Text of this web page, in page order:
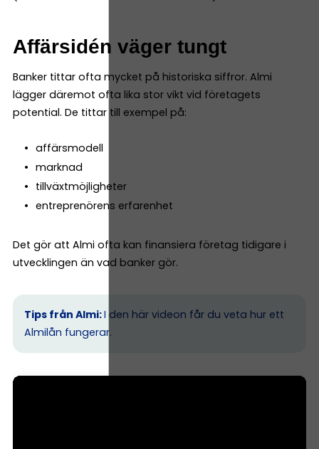
Affärsidén väger tungt
Banker tittar ofta mycket på historiska siffror. Almi
lägger däremot ofta lika stor vikt vid företagets
potential. De tittar till exempel på:
affärsmodell
marknad
tillväxtmöjligheter
entreprenörens erfarenhet
Det gör att Almi ofta kan finansiera företag tidigare i
utvecklingen än vad banker gör.
Tips från Almi:I den här videon får du veta hur ett
Almilån fungerar.